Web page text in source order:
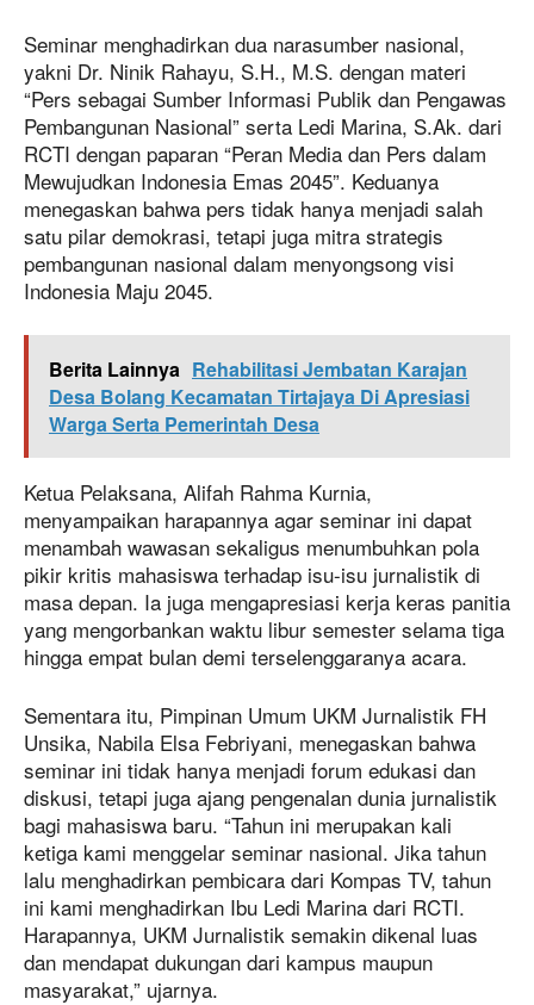
Seminar menghadirkan dua narasumber nasional,
yakni Dr. Ninik Rahayu, S.H., M.S. dengan materi
“Pers sebagai Sumber Informasi Publik dan Pengawas
Pembangunan Nasional” serta Ledi Marina, S.Ak. dari
RCTI dengan paparan “Peran Media dan Pers dalam
Mewujudkan Indonesia Emas 2045”. Keduanya
menegaskan bahwa pers tidak hanya menjadi salah
satu pilar demokrasi, tetapi juga mitra strategis
pembangunan nasional dalam menyongsong visi
Indonesia Maju 2045.
Berita Lainnya Rehabilitasi Jembatan Karajan
Desa Bolang Kecamatan Tirtajaya Di Apresiasi
Warga Serta Pemerintah Desa
Ketua Pelaksana, Alifah Rahma Kurnia,
menyampaikan harapannya agar seminar ini dapat
menambah wawasan sekaligus menumbuhkan pola
pikir kritis mahasiswa terhadap isu-isu jurnalistik di
masa depan. Ia juga mengapresiasi kerja keras panitia
yang mengorbankan waktu libur semester selama tiga
hingga empat bulan demi terselenggaranya acara.
Sementara itu, Pimpinan Umum UKM Jurnalistik FH
Unsika, Nabila Elsa Febriyani, menegaskan bahwa
seminar ini tidak hanya menjadi forum edukasi dan
diskusi, tetapi juga ajang pengenalan dunia jurnalistik
bagi mahasiswa baru. “Tahun ini merupakan kali
ketiga kami menggelar seminar nasional. Jika tahun
lalu menghadirkan pembicara dari Kompas TV, tahun
ini kami menghadirkan Ibu Ledi Marina dari RCTI.
Harapannya, UKM Jurnalistik semakin dikenal luas
dan mendapat dukungan dari kampus maupun
masyarakat,” ujarnya.